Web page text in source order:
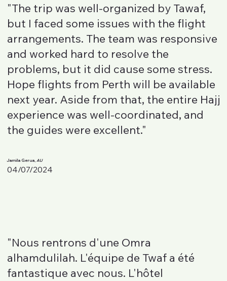
"The trip was well-organized by Tawaf,
but I faced some issues with the flight
arrangements. The team was responsive
and worked hard to resolve the
problems, but it did cause some stress.
Hope flights from Perth will be available
next year. Aside from that, the entire Hajj
experience was well-coordinated, and
the guides were excellent."
Jamila Gerua, AU
04/07/2024
"Nous rentrons d'une Omra
alhamdulilah. L'équipe de Twaf a été
fantastique avec nous. L'hôtel